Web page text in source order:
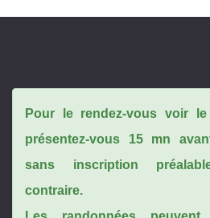
Pour le rendez-vous voir
présentez-vous 15 mn
sans inscription
contraire.